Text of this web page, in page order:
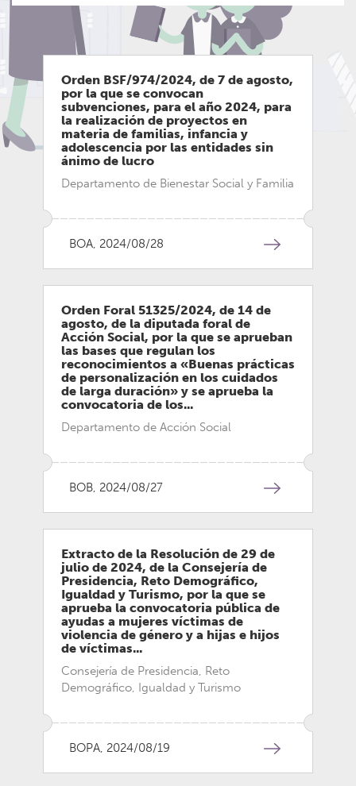
LEGEDIA
Orden BSF/974/2024, de 7 de agosto,
por la que se convocan
subvenciones, para el año 2024, para
la realización de proyectos en
materia de familias, infancia y
adolescencia por las entidades sin
ánimo de lucro
Departamento de Bienestar Social y Familia
BOA, 2024/08/28
Orden Foral 51325/2024, de 14 de
agosto, de la diputada foral de
Acción Social, por la que se aprueban
las bases que regulan los
reconocimientos a «Buenas prácticas
de personalización en los cuidados
de larga duración» y se aprueba la
convocatoria de los...
Departamento de Acción Social
BOB, 2024/08/27
Extracto de la Resolución de 29 de
julio de 2024, de la Consejería de
Presidencia, Reto Demográfico,
Igualdad y Turismo, por la que se
aprueba la convocatoria pública de
ayudas a mujeres víctimas de
violencia de género y a hijas e hijos
de víctimas...
Consejería de Presidencia, Reto
Demográfico, Igualdad y Turismo
BOPA, 2024/08/19